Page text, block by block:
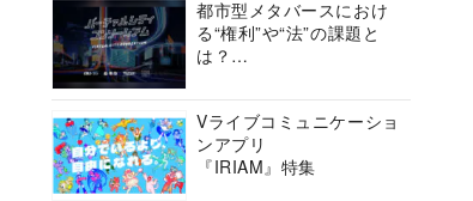
都市型メタバースにおけ
る“権利”や“法”の課題と
は？
ーシアムの挑戦に迫る
Vライブコミュニケーショ
ンアプリ
『IRIAM』特集